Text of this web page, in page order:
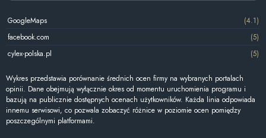
GoogleMaps
(4.1)
facebook.com
(5)
cylex-polska.pl
(5)
Wykres przedstawia porównanie średnich ocen firmy na wybranych portalach
opinii. Dane obejmują wyłącznie okres od momentu uruchomienia programu i
bazują na publicznie dostępnych ocenach użytkowników. Każda linia odpowiada
innemu serwisowi, co pozwala zobaczyć różnice w poziomie ocen pomiędzy
poszczególnymi platformami.